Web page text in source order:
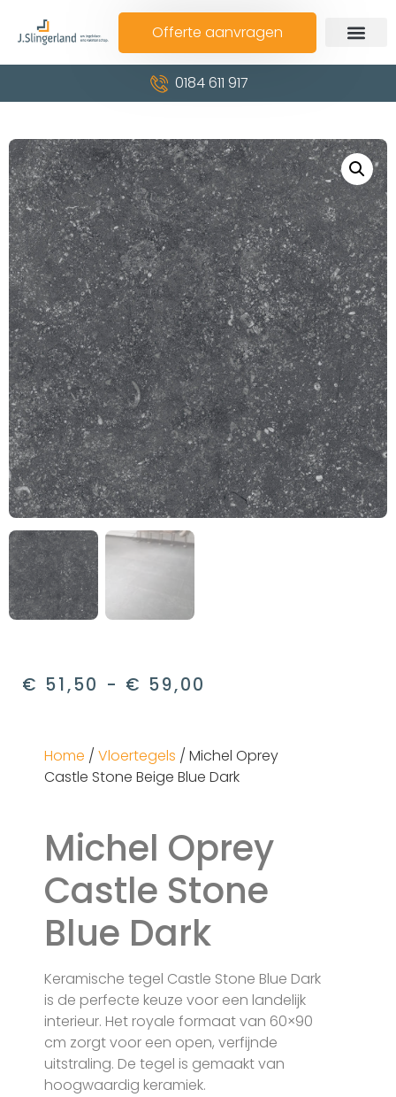
Offerte aanvragen
0184 611 917
€ 51,50 - € 59,00
Home / Vloertegels / Michel Oprey
Castle Stone Beige Blue Dark
Michel Oprey
Castle Stone
Blue Dark
Keramische tegel Castle Stone Blue Dark
is de perfecte keuze voor een landelijk
interieur. Het royale formaat van 60×90
cm zorgt voor een open, verfijnde
uitstraling. De tegel is gemaakt van
hoogwaardig keramiek.